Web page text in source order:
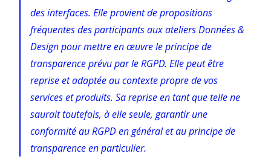
des interfaces. Elle provient de propositions
fréquentes des participants aux ateliers Données &
Design pour mettre en œuvre le principe de
transparence prévu par le RGPD. Elle peut être
reprise et adaptée au contexte propre de vos
services et produits. Sa reprise en tant que telle ne
saurait toutefois, à elle seule, garantir une
conformité au RGPD en général et au principe de
transparence en particulier.